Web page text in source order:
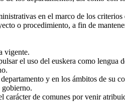
en el marco de los criterios
o procedimiento, a fin de
vigente.
el uso del euskera como lengua
y en los ámbitos de su
gobierno.
de comunes por venir